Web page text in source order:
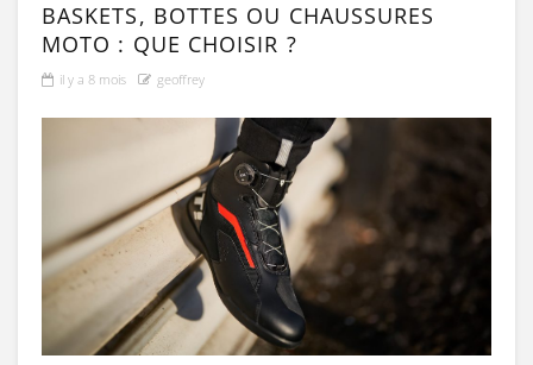
BASKETS, BOTTES OU CHAUSSURES
MOTO : QUE CHOISIR ?
il y a 8 mois geoffrey